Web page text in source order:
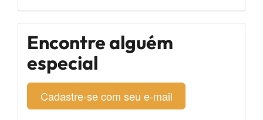
Encontre alguém
especial
Cadastre-se com seu e-mail